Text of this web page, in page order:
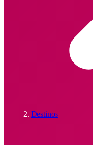
Destinos